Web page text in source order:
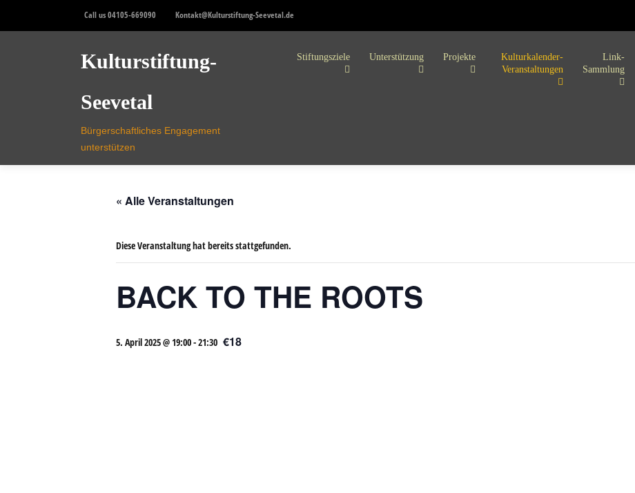
Call us 04105-669090 Kontakt@Kulturstiftung-Seevetal.de
Kulturstiftung-
Seevetal
Bürgerschaftliches Engagement
unterstützen
Stiftungsziele Unterstützung Projekte
Kulturkalender-
Veranstaltungen
Link-
Sammlung
« Alle Veranstaltungen
Diese Veranstaltung hat bereits stattgefunden.
BACK TO THE ROOTS
5. April 2025 @ 19:00-21:30 €18